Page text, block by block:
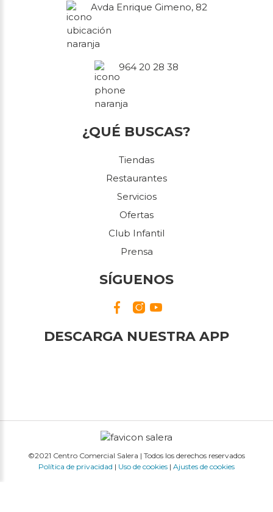
Avda Enrique Gimeno, 82
964 20 28 38
¿QUÉ BUSCAS?
Tiendas
Restaurantes
Servicios
Ofertas
Club Infantil
Prensa
SÍGUENOS
DESCARGA NUESTRA APP
©2021 Centro Comercial Salera | Todos los derechos reservados
Política de privacidad | Uso de cookies | Ajustes de cookies